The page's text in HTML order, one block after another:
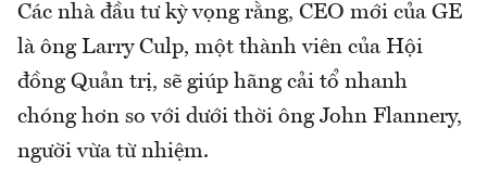
Các nhà đầu tư kỳ vọng rằng, CEO mới của GE
là ông Larry Culp, một thành viên của Hội
đồng Quản trị, sẽ giúp hãng cải tổ nhanh
chóng hơn so với dưới thời ông John Flannery,
người vừa từ nhiệm.